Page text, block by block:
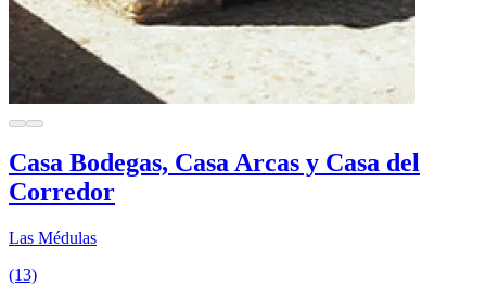
Casa Bodegas, Casa Arcas y Casa del
Corredor
Las Médulas
(13)